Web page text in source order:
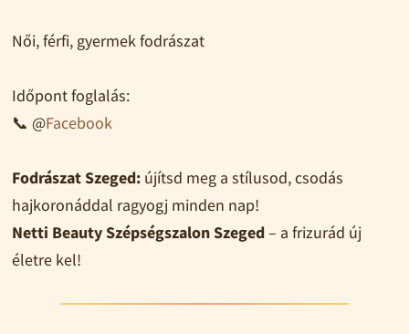
Női, férfi, gyermek fodrászat
Időpont foglalás:
📞 @Facebook
Fodrászat Szeged:újítsd meg a stílusod, csodás
hajkoronáddal ragyogj minden nap!
Netti Beauty Szépségszalon Szeged– a frizurád új
életre kel!